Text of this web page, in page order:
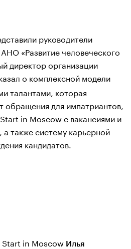
руководители
«Развитие человеческого
директор организации
о комплексной модели
талантами, которая
обращения для импатриантов,
in Moscow с вакансиями и
также систему карьерной
кандидатов.
Start in Moscow Илья